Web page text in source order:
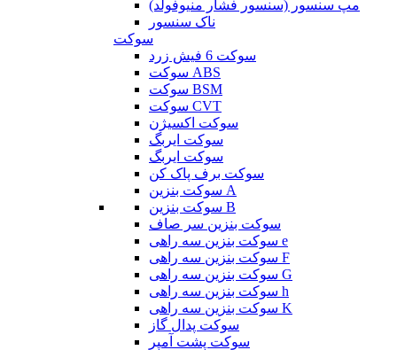
مپ سنسور (سنسور فشار منیوفولد)
ناک سنسور
سوکت
سوکت 6 فیش زرد
سوکت ABS
سوکت BSM
سوکت CVT
سوکت اکسیژن
سوکت ایربگ
سوکت ایربگ
سوکت برف پاک کن
سوکت بنزین A
سوکت بنزین B
سوکت بنزین سر صاف
سوکت بنزین سه راهی e
سوکت بنزین سه راهی F
سوکت بنزین سه راهی G
سوکت بنزین سه راهی h
سوکت بنزین سه راهی K
سوکت پدال گاز
سوکت پشت آمپر